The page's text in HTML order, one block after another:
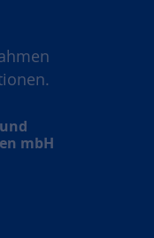
mbH